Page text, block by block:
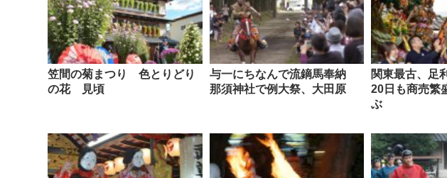
笠間の菊まつり 色とりどり
の花 見頃
与一にちなんで流鏑馬奉納
那須神社で例大祭、大田原
関東最古、足
20日も商売繁
ぶ